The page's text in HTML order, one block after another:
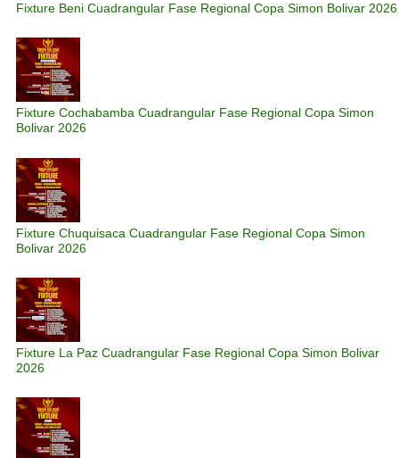
Fixture Beni Cuadrangular Fase Regional Copa Simon Bolivar 2026
Fixture Cochabamba Cuadrangular Fase Regional Copa Simon
Bolivar 2026
Fixture Chuquisaca Cuadrangular Fase Regional Copa Simon
Bolivar 2026
Fixture La Paz Cuadrangular Fase Regional Copa Simon Bolivar
2026